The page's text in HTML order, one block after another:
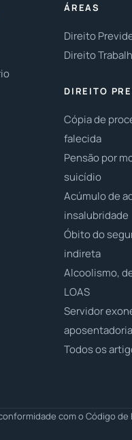
ÁREAS
Direito
Direito
DIREITO
Cópia de
falecida
Pensão por
suicídio
Acúmulo de
insalubridade
Óbito do
indireta
Alcoolismo,
LOAS
Servidor
Todos os
com o Código de